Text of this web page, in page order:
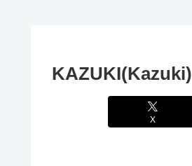
KAZUKI(Kazuki)
X